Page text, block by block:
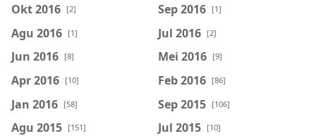
Okt 2016 [2] Sep 2016 [1]
Agu 2016 [1] Jul 2016 [2]
Jun 2016 [8] Mei 2016 [9]
Apr 2016 [10] Feb 2016 [86]
Jan 2016 [58] Sep 2015 [106]
Agu 2015 [151] Jul 2015 [10]